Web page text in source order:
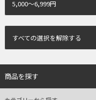
5,000～6,999円
すべての選択を解除する
商品を探す